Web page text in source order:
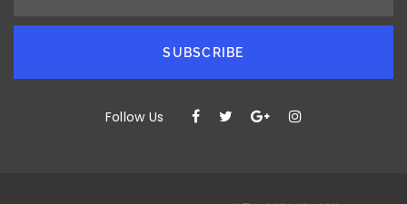
SUBSCRIBE
Follow Us